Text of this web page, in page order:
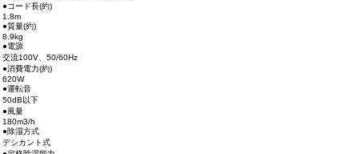
●コード長(約)
1.8m
●質量(約)
8.9kg
●電源
交流100V、50/60Hz
●消費電力(約)
620W
●運転音
50dB以下
●風量
180m3/h
●除湿方式
デシカント式